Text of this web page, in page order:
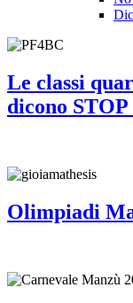
Le classi
dicono
Olimpiadi